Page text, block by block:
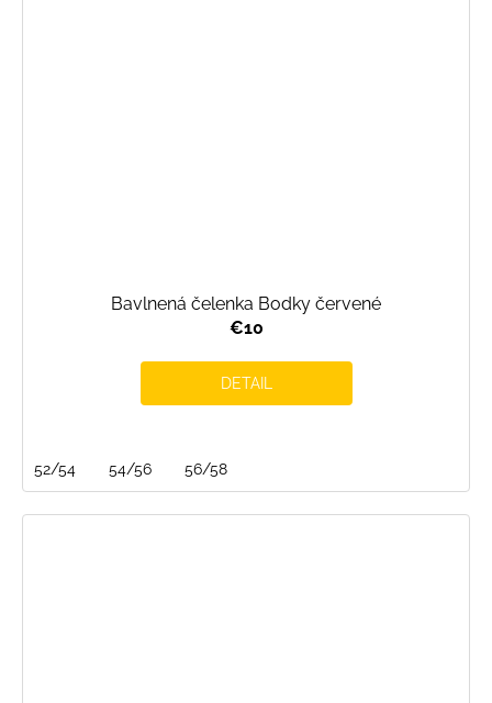
Bavlnená čelenka Bodky červené
€10
DETAIL
52/54 54/56 56/58